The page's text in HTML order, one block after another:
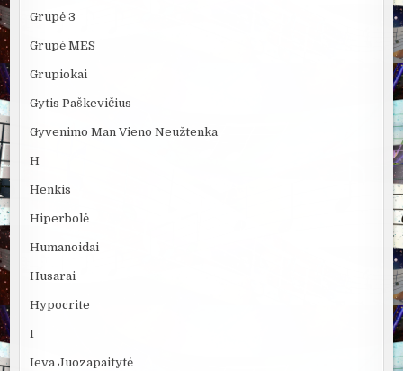
Grupė 3
Grupė MES
Grupiokai
Gytis Paškevičius
Gyvenimo Man Vieno Neužtenka
H
Henkis
Hiperbolė
Humanoidai
Husarai
Hypocrite
I
Ieva Juozapaitytė